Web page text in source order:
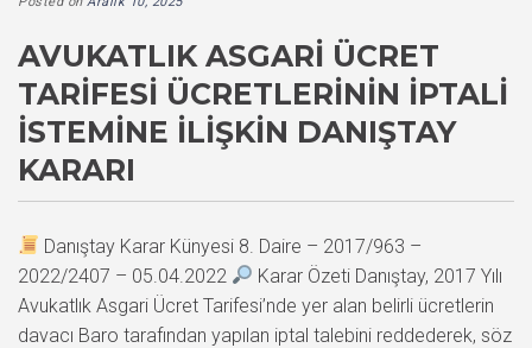
AVUKATLIK ASGARI ÜCRET
TARIFESI ÜCRETLERININ İPTALI
İSTEMINE İLIŞKIN DANIŞTAY
KARARI
Danıştay Karar Künyesi 8. Daire – 2017/963 –
2022/2407 – 05.04.2022
Karar Özeti Danıştay, 2017 Yılı
Avukatlık Asgari Ücret Tarifesi’nde yer alan belirli ücretlerin
davacı Baro tarafından yapılan iptal talebini reddederek, söz